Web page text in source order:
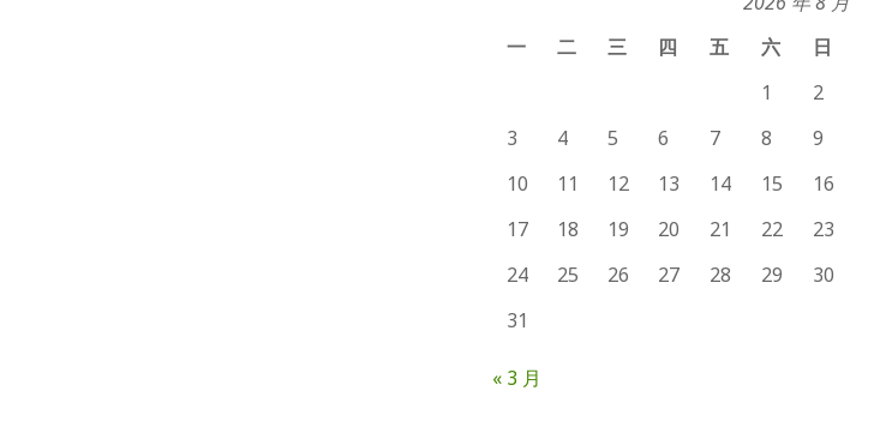
一
二 三 四 五 六
日
1
2
3
4 5 6 7 8
9
10
11 12 13 14 15
16
17
18 19 20 21 22
23
24
25 26 27 28 29
30
31
« 3 月